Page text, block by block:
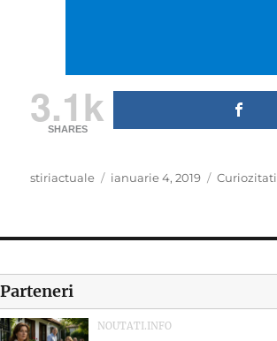
3.1k
SHARES
Author
stiriactuale
Posted
ianuarie 4, 2019 Categories
Curiozitati
Parteneri
NOUTATI.INFO